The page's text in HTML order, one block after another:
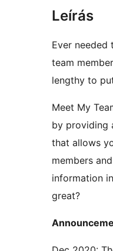
Leírás
Ever
team
lengthy to
Meet My
by providing
that allows
members
information
great?